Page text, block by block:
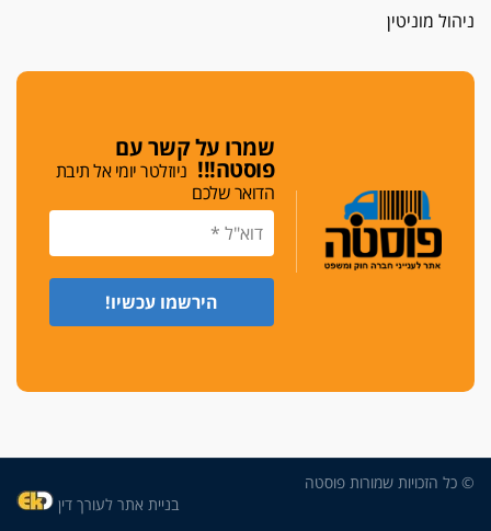
די לאלימות
פאנל הלשכה על האלימות: "כישלון שמתחיל בחינוך
חדש ללשכה אינה סבירה
משפחה ופוליטיקה
עו"ד גלעד מנשה ויאיר בכורו חגגו בר מצווה, שרי
הליכוד הפציצו
הקדנציה החוקית של ועדות האתיקה הסתיימה
והלשכה מצאה פתרון מאולתר
עשרות עורכי דין הפגינו בחיפה: "דמנו אינו הפקר,
על אלימות שוטרים, ושופטים
הפוסט של עו"ד חליל נעמה, אביו של הפרקליט
ניהול מוניטין
שמרו על קשר עם
פוסטה!!! ניוזלטר יומי אל תיבת
הדואר שלכם
© כל הזכויות שמורות פוסטה
בניית אתר לעורך דין